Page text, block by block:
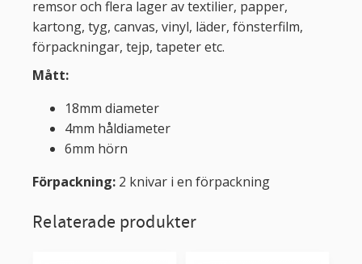
remsor och flera lager av textilier, papper,
kartong, tyg, canvas, vinyl, läder, fönsterfilm,
förpackningar, tejp, tapeter etc.
Mått:
18mm diameter
4mm håldiameter
6mm hörn
Förpackning: 2 knivar i en förpackning
Relaterade produkter